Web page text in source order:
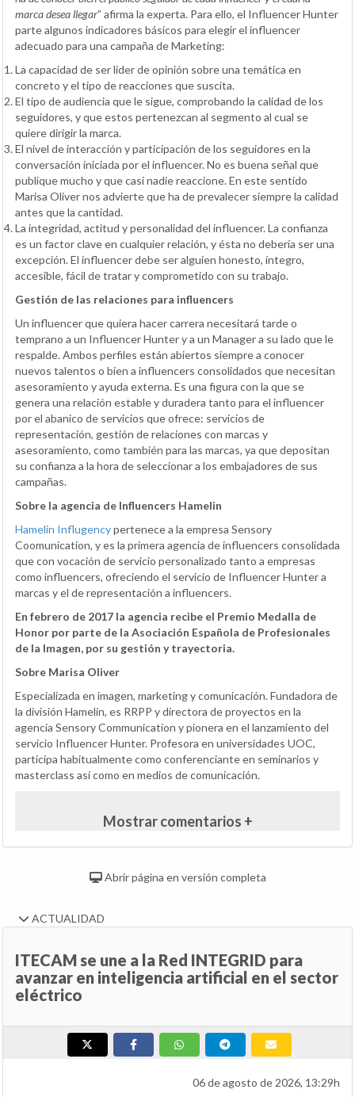
marca desea llegar” afirma la experta. Para ello, el Influencer Hunter
parte algunos indicadores básicos para elegir el influencer
adecuado para una campaña de Marketing:
La capacidad de ser líder de opinión sobre una temática en
concreto y el tipo de reacciones que suscita.
El tipo de audiencia que le sigue, comprobando la calidad de los
seguidores, y que estos pertenezcan al segmento al cual se
quiere dirigir la marca.
El nivel de interacción y participación de los seguidores en la
conversación iniciada por el influencer. No es buena señal que
publique mucho y que casi nadie reaccione. En este sentido
Marisa Oliver nos advierte que ha de prevalecer siempre la calidad
antes que la cantidad.
La integridad, actitud y personalidad del influencer. La confianza
es un factor clave en cualquier relación, y ésta no debería ser una
excepción. El influencer debe ser alguien honesto, íntegro,
accesible, fácil de tratar y comprometido con su trabajo.
Gestión de las relaciones para influencers
Un influencer que quiera hacer carrera necesitará tarde o
temprano a un Influencer Hunter y a un Manager a su lado que le
respalde. Ambos perfiles están abiertos siempre a conocer
nuevos talentos o bien a influencers consolidados que necesitan
asesoramiento y ayuda externa. Es una figura con la que se
genera una relación estable y duradera tanto para el influencer
por el abanico de servicios que ofrece: servicios de
representación, gestión de relaciones con marcas y
asesoramiento, como también para las marcas, ya que depositan
su confianza a la hora de seleccionar a los embajadores de sus
campañas.
Sobre la agencia de Influencers Hamelin
Hamelin Influgencypertenece a la empresa Sensory
Coomunication, y es la primera agencia de influencers consolidada
que con vocación de servicio personalizado tanto a empresas
como influencers, ofreciendo el servicio de Influencer Hunter a
marcas y el de representación a influencers.
En febrero de 2017 la agencia recibe el Premio Medalla de
Honor por parte de la Asociación Española de Profesionales
de la Imagen, por su gestión y trayectoria.
Sobre Marisa Oliver
Especializada en imagen, marketing y comunicación. Fundadora de
la división Hamelin, es RRPP y directora de proyectos en la
agencia Sensory Communication y pionera en el lanzamiento del
servicio Influencer Hunter. Profesora en universidades UOC,
participa habitualmente como conferenciante en seminarios y
masterclass así como en medios de comunicación.
Mostrar comentarios +
Abrir página en versión completa
ACTUALIDAD
ITECAM se une a la Red INTEGRID para
avanzar en inteligencia artificial en el sector
eléctrico
06 de agosto de 2026, 13:29h